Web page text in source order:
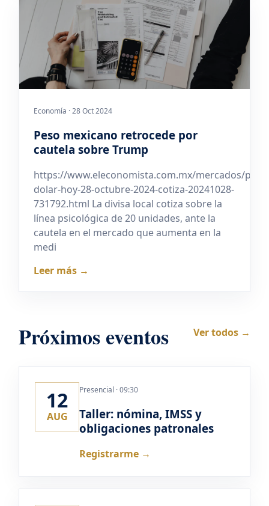
Economía · 28 Oct 2024
Peso mexicano retrocede por
cautela sobre Trump
https://www.eleconomista.com.mx/mercados/
dolar-hoy-28-octubre-2024-cotiza-20241028-
731792.html La divisa local cotiza sobre la
línea psicológica de 20 unidades, ante la
cautela en el mercado que aumenta en la
medi
Leer más →
Próximos eventos Ver todos →
12
AUG
Presencial · 09:30
Taller: nómina, IMSS y
obligaciones patronales
Registrarme →